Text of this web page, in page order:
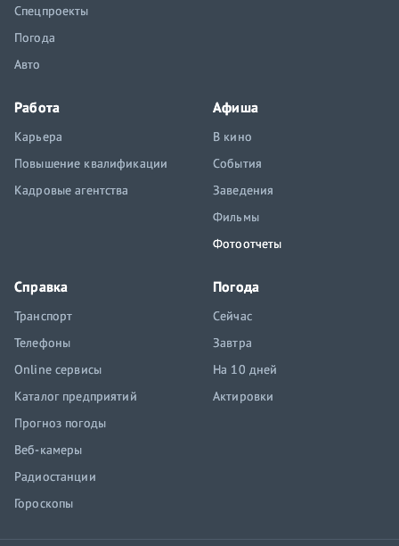
Спецпроекты
Погода
Авто
Работа
Карьера
Повышение квалификации
Кадровые агентства
Афиша
В кино
События
Заведения
Фильмы
Фотоотчеты
Справка
Транспорт
Телефоны
Online сервисы
Каталог предприятий
Прогноз погоды
Веб-камеры
Радиостанции
Гороскопы
Погода
Сейчас
Завтра
На 10 дней
Актировки